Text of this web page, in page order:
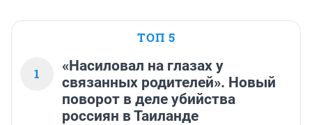
ТОП 5
1
«Насиловал на глазах у
связанных родителей». Новый
поворот в деле убийства
россиян в Таиланде